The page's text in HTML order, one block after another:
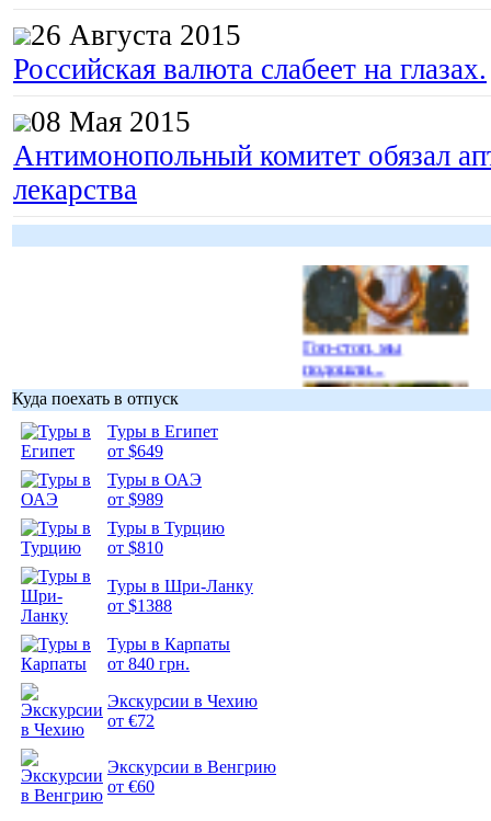
26 Августа 2015
Российская валюта слабеет на глазах.
08 Мая 2015
Антимонопольный комитет обязал
лекарства
Гоп-стоп, мы
подошли...
Куда поехать в отпуск
Туры в Египет
от $649
Туры в ОАЭ
от $989
Туры в Турцию
от $810
Туры в Шри-Ланку
от $1388
Туры в Карпаты
от 840 грн.
Экскурсии в Чехию
от €72
Экскурсии в Венгрию
от €60